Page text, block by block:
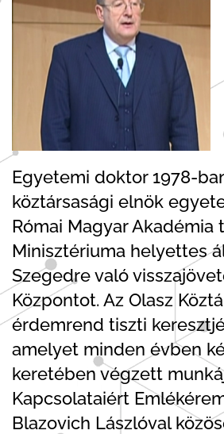
Egyetemi doktor 1978-
köztársasági elnök
Római Magyar
Minisztériuma helyettes
Szegedre való
Központot. Az Olasz
érdemrend tiszti
amelyet minden évben
keretében végzett
Kapcsolataiért
Blazovich Lászlóval